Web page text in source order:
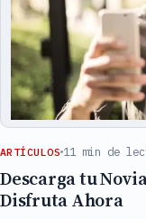
ARTÍCULOS 11 min de
Descarga tu
Disfruta Ahora